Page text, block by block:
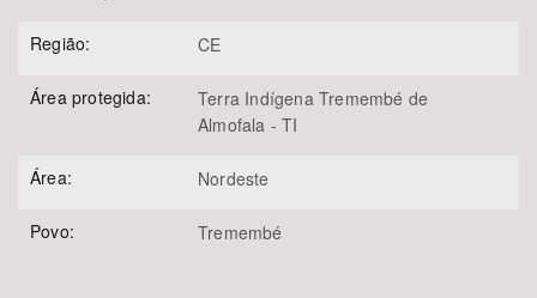
Região: CE
Área protegida:
Terra Indígena Tremembé de
Almofala - TI
Área: Nordeste
Povo: Tremembé